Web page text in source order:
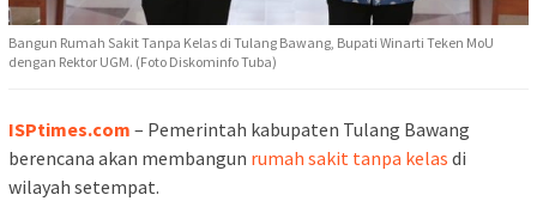
Bangun Rumah Sakit Tanpa Kelas di Tulang Bawang, Bupati Winarti Teken MoU
dengan Rektor UGM. (Foto Diskominfo Tuba)
ISPtimes.com – Pemerintah kabupaten Tulang Bawang
berencana akan membangun rumah sakit tanpa kelas di
wilayah setempat.